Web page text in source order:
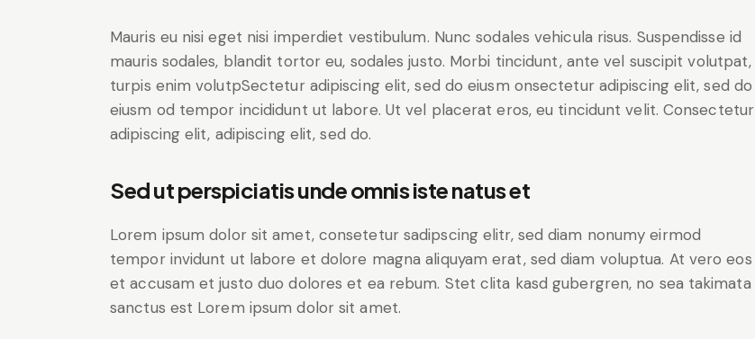
Mauris eu nisi eget nisi imperdiet vestibulum. Nunc sodales vehicula risus. Suspendisse id
mauris sodales, blandit tortor eu, sodales justo. Morbi tincidunt, ante vel suscipit volutpat,
turpis enim volutpSectetur adipiscing elit, sed do eiusm onsectetur adipiscing elit, sed do
eiusm od tempor incididunt ut labore. Ut vel placerat eros, eu tincidunt velit. Consectetur
adipiscing elit, adipiscing elit, sed do.
Sed ut perspiciatis unde omnis iste natus et
Lorem ipsum dolor sit amet, consetetur sadipscing elitr, sed diam nonumy eirmod
tempor invidunt ut labore et dolore magna aliquyam erat, sed diam voluptua. At vero eos
et accusam et justo duo dolores et ea rebum. Stet clita kasd gubergren, no sea takimata
sanctus est Lorem ipsum dolor sit amet.